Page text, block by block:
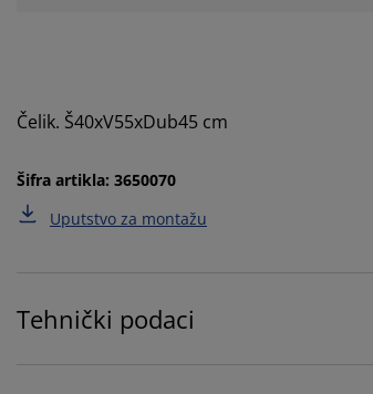
Čelik. Š40xV55xDub45 cm
Šifra artikla: 3650070
Uputstvo za montažu
Tehnički podaci